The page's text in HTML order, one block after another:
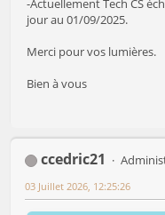
-Actuellement Tech CS
jour au 01/09/2025.
Merci pour vos lumières.
Bien à vous
ccedric21
03 Juillet 2026, 12:25:26